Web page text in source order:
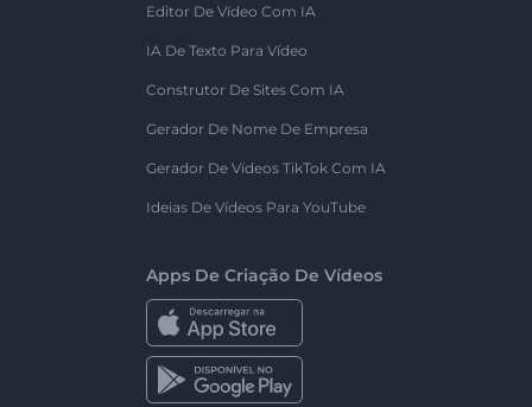
Editor De Vídeo Com IA
IA De Texto Para Vídeo
Construtor De Sites Com IA
Gerador De Nome De Empresa
Gerador De Vídeos TikTok Com IA
Ideias De Vídeos Para YouTube
Apps De Criação De Vídeos